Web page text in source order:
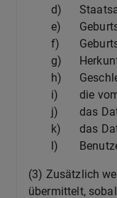
d)
e)
f)
g)
h)
i)
die
j)
das
k)
das
l)
(3) Zusätzlich
übermittelt,